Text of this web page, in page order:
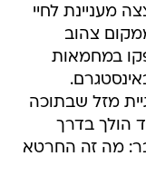
מעניינת לחיי
צהוב
במחמאות
מזל שבתוכה
הולך בדרך
מה זה החרטא